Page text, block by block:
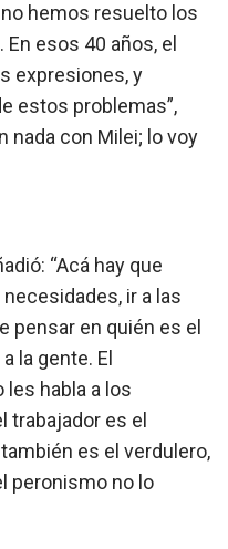
hemos resuelto los
esos 40 años, el
expresiones, y
estos problemas”,
nada con Milei; lo voy
“Acá hay que
ir a las
pensar en quién es el
la gente. El
habla a los
trabajador es el
es el verdulero,
peronismo no lo